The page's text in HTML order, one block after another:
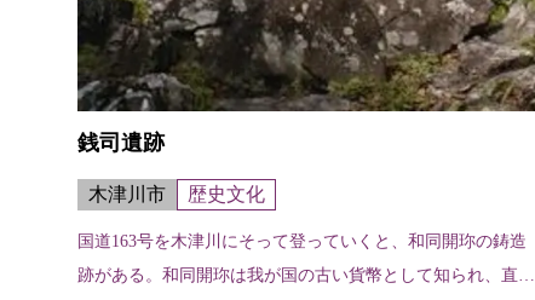
銭司遺跡
木津川市 歴史文化
国道163号を木津川にそって登っていくと、和同開珎の鋳造
跡がある。和同開珎は我が国の古い貨幣として知られ、直径